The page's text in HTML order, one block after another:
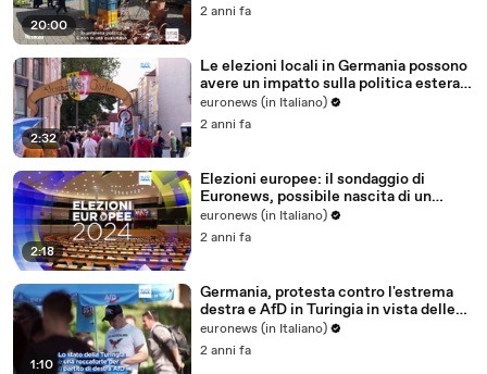
20:00
2 anni fa
2:32
Le elezioni locali in Germania possono
avere un impatto sulla politica estera
del Paese
euronews (in Italiano)
2 anni fa
2:18
Elezioni europee: il sondaggio di
Euronews, possibile nascita di un
gruppo populista di sinistra
euronews (in Italiano)
2 anni fa
1:10
Germania, protesta contro l'estrema
destra e AfD in Turingia in vista delle
elezioni locali
euronews (in Italiano)
2 anni fa